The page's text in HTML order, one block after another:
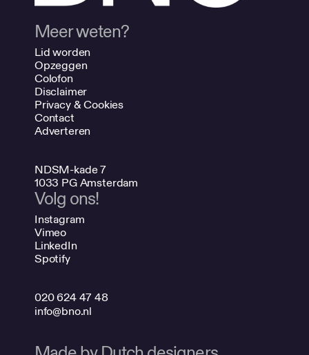
Meer weten?
Lid worden
Opzeggen
Colofon
Disclaimer
Privacy & Cookies
Contact
Adverteren
NDSM-kade 7
1033 PG Amsterdam
Volg ons!
Instagram
Vimeo
LinkedIn
Spotify
020 624 47 48
info@bno.nl